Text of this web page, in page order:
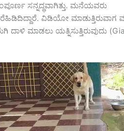
ಸನ್ನದ್ಧವಾಗಿತ್ತು. ಮನೆಯವರು
ವಿಡಿಯೋ ಮಾಡುತ್ತಿರುವಾಗ
ಮಾಡಲು ಯತ್ನಿಸುತ್ತಿರುವುದು